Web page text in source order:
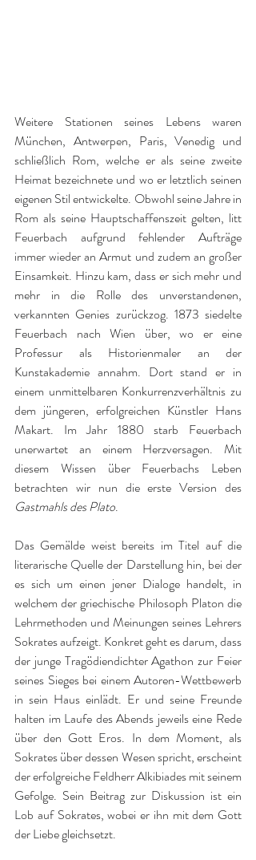
Weitere Stationen seines Lebens waren
München, Antwerpen, Paris, Venedig und
schließlich Rom, welche er als seine zweite
Heimat bezeichnete und wo er letztlich seinen
eigenen Stil entwickelte. Obwohl seine Jahre in
Rom als seine Hauptschaffenszeit gelten, litt
Feuerbach aufgrund fehlender Aufträge
immer wieder an Armut und zudem an großer
Einsamkeit. Hinzu kam, dass er sich mehr und
mehr in die Rolle des unverstandenen,
verkannten Genies zurückzog. 1873 siedelte
Feuerbach nach Wien über, wo er eine
Professur als Historienmaler an der
Kunstakademie annahm. Dort stand er in
einem unmittelbaren Konkurrenzverhältnis zu
dem jüngeren, erfolgreichen Künstler Hans
Makart. Im Jahr 1880 starb Feuerbach
unerwartet an einem Herzversagen. Mit
diesem Wissen über Feuerbachs Leben
Gastmahls des Plato.
Das Gemälde weist bereits im Titel auf die
literarische Quelle der Darstellung hin, bei der
es sich um einen jener Dialoge handelt, in
welchem der griechische Philosoph Platon die
Lehrmethoden und Meinungen seines Lehrers
Sokrates aufzeigt. Konkret geht es darum, dass
der junge Tragödiendichter Agathon zur Feier
seines Sieges bei einem Autoren-Wettbewerb
in sein Haus einlädt. Er und seine Freunde
halten im Laufe des Abends jeweils eine Rede
über den Gott Eros. In dem Moment, als
Sokrates über dessen Wesen spricht, erscheint
der erfolgreiche Feldherr Alkibiades mit seinem
Gefolge. Sein Beitrag zur Diskussion ist ein
Lob auf Sokrates, wobei er ihn mit dem Gott
der Liebe gleichsetzt.